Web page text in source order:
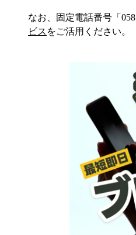
なお、固定電話番号「 058
ビス をご活用ください。